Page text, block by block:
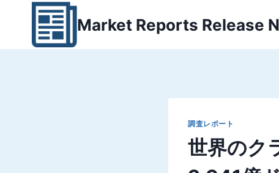
Market Reports Release
調査レポート
世界のク